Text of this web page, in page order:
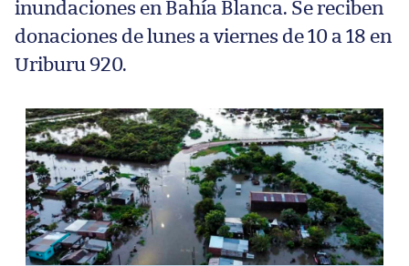
inundaciones en Bahía Blanca. Se reciben
donaciones de lunes a viernes de 10 a 18 en
Uriburu 920.